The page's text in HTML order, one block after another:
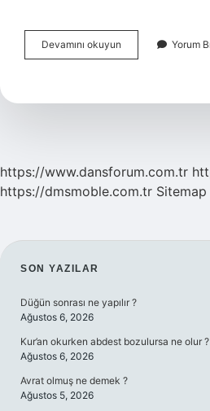
Devamını okuyun
Kan
Kısaca
Yorum
https://www.dansforum.com.tr
https://dmsmoble.com.tr Sitemap
SIDEBAR
SON YAZILAR
Düğün sonrası ne yapılır ?
Ağustos 6, 2026
Kur’an okurken abdest bozulursa ne olur ?
Ağustos 6, 2026
Avrat olmuş ne demek ?
Ağustos 5, 2026